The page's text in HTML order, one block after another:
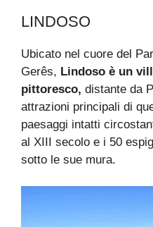
LINDOSO
Ubicato nel cuore del
Gerês, Lindoso è un
pittoresco, distante da
attrazioni principali di
paesaggi intatti
al XIII secolo e i 50
sotto le sue mura.